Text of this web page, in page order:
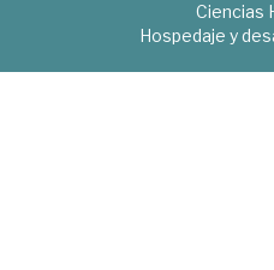
Ciencias
Hospedaje y